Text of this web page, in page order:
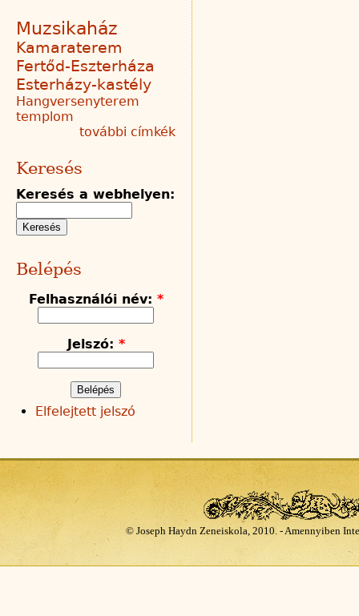
Muzsikaház
Kamaraterem
Fertőd-Eszterháza
Esterházy-kastély
Hangversenyterem
templom
további címkék
Keresés
Keresés a webhelyen:
Belépés
Felhasználói név: *
Jelszó: *
Elfelejtett jelszó
© Joseph Haydn Zeneiskola, 2010. - Amennyiben